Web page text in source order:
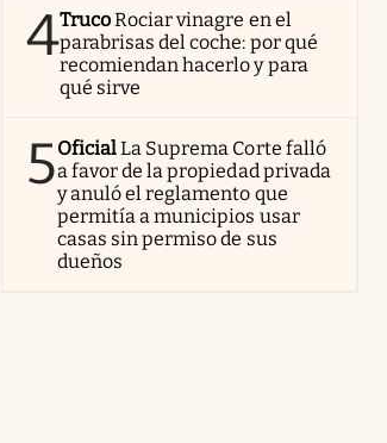
4TrucoRociar vinagre en el
parabrisas del coche: por qué
recomiendan hacerlo y para
qué sirve
5OficialLa Suprema Corte falló
a favor de la propiedad privada
y anuló el reglamento que
permitía a municipios usar
casas sin permiso de sus
dueños